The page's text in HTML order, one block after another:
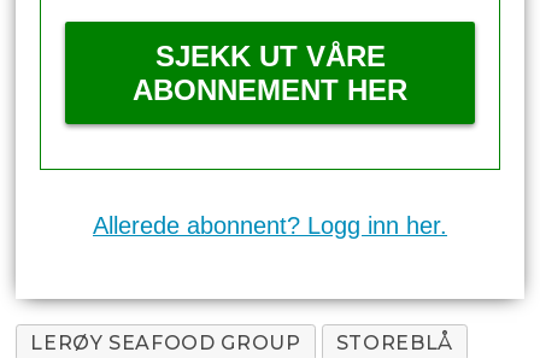
SJEKK UT VÅRE
ABONNEMENT HER
Allerede abonnent? Logg inn her.
LERØY SEAFOOD GROUP
STOREBLÅ